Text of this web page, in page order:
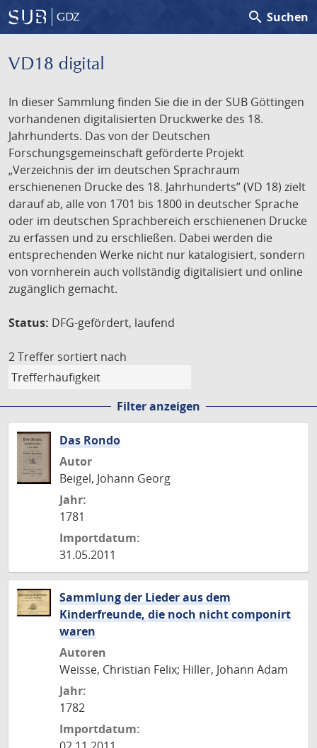
GDZ search Suchen
VD18 digital
In dieser Sammlung finden Sie die in der SUB Göttingen
vorhandenen digitalisierten Druckwerke des 18.
Jahrhunderts. Das von der Deutschen
Forschungsgemeinschaft geförderte Projekt
„Verzeichnis der im deutschen Sprachraum
erschienenen Drucke des 18. Jahrhunderts” (VD 18) zielt
darauf ab, alle von 1701 bis 1800 in deutscher Sprache
oder im deutschen Sprachbereich erschienenen Drucke
zu erfassen und zu erschließen. Dabei werden die
entsprechenden Werke nicht nur katalogisiert, sondern
von vornherein auch vollständig digitalisiert und online
zugänglich gemacht.
Status: DFG-gefördert, laufend
2 Treffer sortiert nach
Filter anzeigen
Das Rondo
Autor
Beigel, Johann Georg
Jahr:
1781
Importdatum:
31.05.2011
Sammlung der Lieder aus dem
Kinderfreunde, die noch nicht componirt
waren
Autoren
Weisse, Christian Felix; Hiller, Johann Adam
Jahr:
1782
Importdatum: